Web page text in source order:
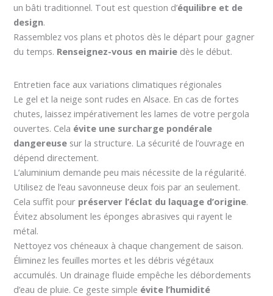
un bâti traditionnel. Tout est question d’équilibre et de
design.
Rassemblez vos plans et photos dès le départ pour gagner
du temps. Renseignez-vous en mairie dès le début.
Entretien face aux variations climatiques régionales
Le gel et la neige sont rudes en Alsace. En cas de fortes
chutes, laissez impérativement les lames de votre pergola
ouvertes. Cela évite une surcharge pondérale
dangereuse sur la structure. La sécurité de l’ouvrage en
dépend directement.
L’aluminium demande peu mais nécessite de la régularité.
Utilisez de l’eau savonneuse deux fois par an seulement.
Cela suffit pour préserver l’éclat du laquage d’origine.
Évitez absolument les éponges abrasives qui rayent le
métal.
Nettoyez vos chéneaux à chaque changement de saison.
Éliminez les feuilles mortes et les débris végétaux
accumulés. Un drainage fluide empêche les débordements
d’eau de pluie. Ce geste simple évite l’humidité